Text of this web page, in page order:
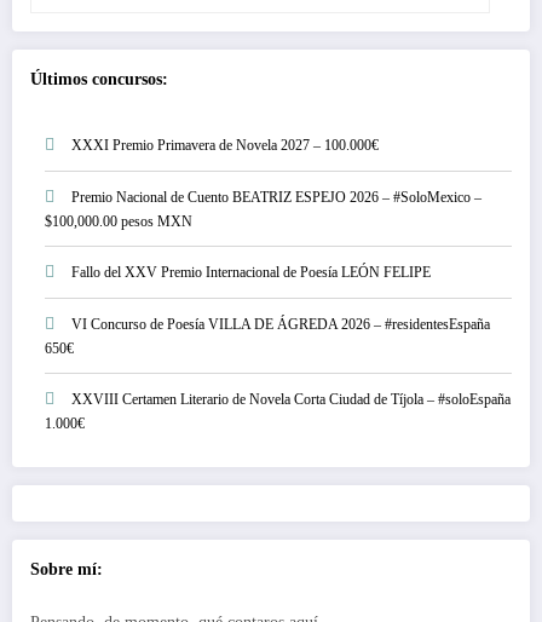
Últimos concursos:
XXXI Premio Primavera de Novela 2027 – 100.000€
Premio Nacional de Cuento BEATRIZ ESPEJO 2026 – #SoloMexico –
$100,000.00 pesos MXN
Fallo del XXV Premio Internacional de Poesía LEÓN FELIPE
VI Concurso de Poesía VILLA DE ÁGREDA 2026 – #residentesEspaña
650€
XXVIII Certamen Literario de Novela Corta Ciudad de Tíjola – #soloEspaña
1.000€
Sobre mí: